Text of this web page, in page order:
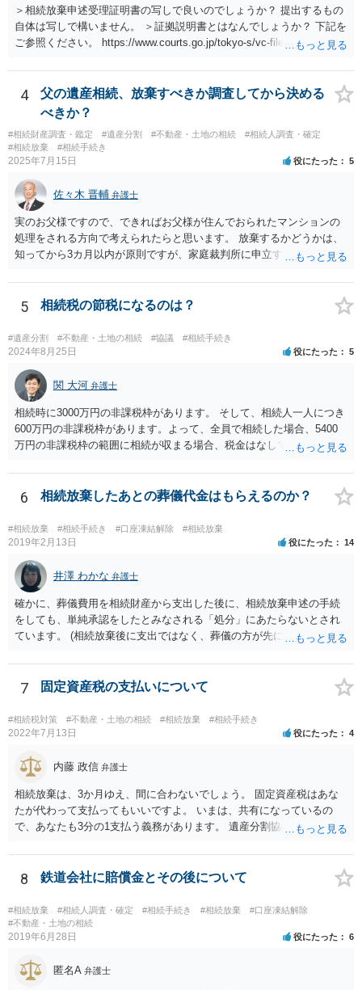
＞相続放棄申述受理証明書の写しで良いのでしょうか？ 提出するもの
自体は写しで構いません。 ＞証拠説明書とはなんでしょうか？ 下記を
ご参照ください。 https://www.courts.go.jp/tokyo-s/vc-files/tokyo-s/file/
4
父の遺産相続、放棄すべきか調査してから決める
べきか？
#相続財産調査・鑑定 #遺産分割 #不動産・土地の相続
#相続人調査・確定
#相続放棄
#相続手続き
2025年7月15日 役にたった 5
佐々木 晋輔 弁護士
実のお父様ですので、できればお父様が住んでおられたマンションの
処理をされる方向で考えられたらと思います。 放棄するかどうかは、
知ってから3カ月以内が原則ですが、家庭裁判所に申立すれば3カ月の
放棄するかどうか決めることができます。 銀行やサラ金が数年も放置
することはありませんので、数年後に借金が発見される可能性はほぼ
ありません。 なお、私が扱った相続放棄を検討していた案件で、期間
伸長して調査したところ、サラ金に対する過払金など相当な財産が見
つかったため相続したという事例がありました。
5 相続税の節税になるのは？
#遺産分割 #不動産・土地の相続 #協議 #相続手続き
2024年8月25日 役にたった 5
関 大河 弁護士
相続時に3000万円の非課税枠があります。 そして、相続人一人につき
600万円の非課税枠があります。よって、全員で相続した場合、5400
万円の非課税枠の範囲に相続が収まる場合、税金はなしです。 一人が
範囲となります。 一般的には、全員で相続する方が税金はお得です。
また、全員で相続しても、話し合いの結果、親がすべて相続と決める
こともできます。この場合でも相続の非課税枠は、全員で相続した540
0万円分使えます。 父が亡くなり、母が全部相続すると、母から三人
で相続する際は、4800万円が非課税枠となります。 そうすると、母が
亡くなってから相続すると、両親のどちらかが亡くなってから相続す
るより非課税の枠が減少します。 計画的に相続をするのがおすすめと
いうことになります。これ以外にも気をつける点はあるかもしれませ
んので、一度相談して想定するのがおすすめと思います。
6 相続放棄したあとの葬儀代金はもらえるのか？
#相続放棄 #相続手続き #口座凍結解除 #相続放棄
2019年2月13日 役にたった 14
井澤 わかな 弁護士
確かに、葬儀費用を相続財産から支出した後に、相続放棄申述の手続
をしても、単純承認をしたとみなされる「処分」にあたらないとされ
ています。 (相続放棄後に支出ではなく、葬儀の方が先に来るのが通常
述の手続ということだと思いますが) ただ、葬儀費用ならいくらでもよ
いということではなく、身分相応の、社会的儀式として当然認められ
る程度の金額に留まると考えた方がよいです。 もし、相続人の皆さん
に葬儀費用を支出する経済力がなく、質素な葬儀を行った費用であれ
ば相続財産から支出しても単純承認と認められない可能性が高いの
7 固定資産税の支払いについて
#相続税対策 #不動産・土地の相続 #相続放棄 #相続手続き
2022年7月13日 役にたった 4
内藤 政信 弁護士
相続放棄は、3か月ゆえ、間に合わないでしょう。 固定資産税はあな
たが代わって支払ってもいいですよ。 いまは、共有になっているの
で、あなたも3分の1支払う義務があります。 遺産分割協議をして、不
払い義務があります。
8 鉄道会社に賠償金とその後について
#相続放棄 #相続人調査・確定 #相続手続き #相続放棄
#口座凍結解除
#不動産・土地の相続
2019年6月28日 役にたった 6
匿名A 弁護士